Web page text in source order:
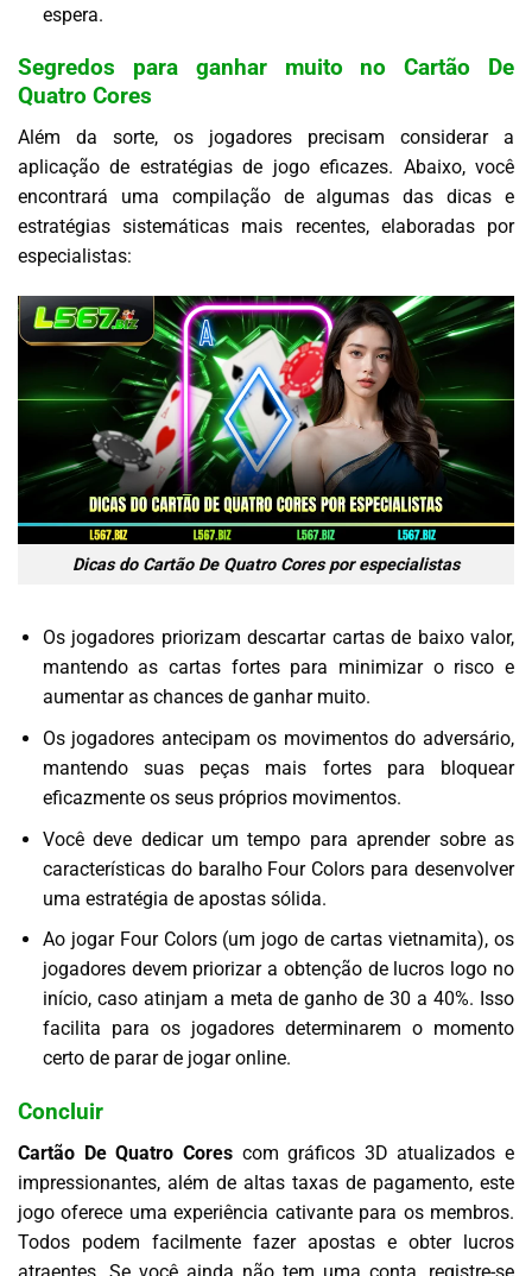
espera.
Segredos para ganhar muito no Cartão De
Quatro Cores
Além da sorte, os jogadores precisam considerar a
aplicação de estratégias de jogo eficazes. Abaixo, você
encontrará uma compilação de algumas das dicas e
estratégias sistemáticas mais recentes, elaboradas por
especialistas:
Dicas do Cartão De Quatro Cores por especialistas
Os jogadores priorizam descartar cartas de baixo valor,
mantendo as cartas fortes para minimizar o risco e
aumentar as chances de ganhar muito.
Os jogadores antecipam os movimentos do adversário,
mantendo suas peças mais fortes para bloquear
eficazmente os seus próprios movimentos.
Você deve dedicar um tempo para aprender sobre as
características do baralho Four Colors para desenvolver
uma estratégia de apostas sólida.
Ao jogar Four Colors (um jogo de cartas vietnamita), os
jogadores devem priorizar a obtenção de lucros logo no
início, caso atinjam a meta de ganho de 30 a 40%. Isso
facilita para os jogadores determinarem o momento
certo de parar de jogar online.
Concluir
Cartão De Quatro Cores com gráficos 3D atualizados e
impressionantes, além de altas taxas de pagamento, este
jogo oferece uma experiência cativante para os membros.
Todos podem facilmente fazer apostas e obter lucros
atraentes. Se você ainda não tem uma conta, registre-se